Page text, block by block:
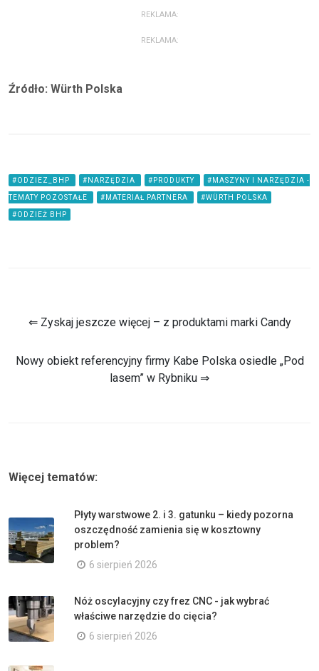
REKLAMA:
REKLAMA:
Źródło: Würth Polska
#ODZIEZ_BHP #NARZĘDZIA #PRODUKTY #MASZYNY I NARZĘDZIA -
TEMATY POZOSTAŁE #MATERIAŁ PARTNERA #WÜRTH POLSKA
#ODZIEŻ BHP
⇐ Zyskaj jeszcze więcej – z produktami marki Candy
Nowy obiekt referencyjny firmy Kabe Polska osiedle „Pod
lasem” w Rybniku ⇒
Więcej tematów:
Płyty warstwowe 2. i 3. gatunku – kiedy pozorna
oszczędność zamienia się w kosztowny
problem?
6 sierpień 2026
Nóż oscylacyjny czy frez CNC - jak wybrać
właściwe narzędzie do cięcia?
6 sierpień 2026